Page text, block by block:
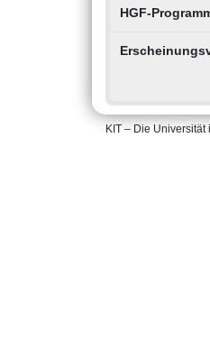
HGF-
KIT – Die